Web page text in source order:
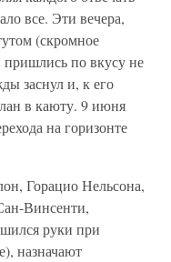
все. Эти вечера,
(скромное
по вкусу не
заснул и, к его
в каюту. 9 июня
на горизонте
Горацио Нельсона,
Винсенти,
руки при
назначают